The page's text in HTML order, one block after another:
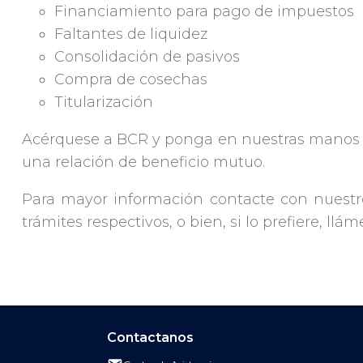
Financiamiento para pago de impuestos
Faltantes de liquidez
Consolidación de pasivos
Compra de cosechas
Titularización
Acérquese a BCR y ponga en nuestras
una relación de beneficio mutuo.
Para mayor información contacte con
trámites respectivos, o bien, si lo prefiere,
Contactanos